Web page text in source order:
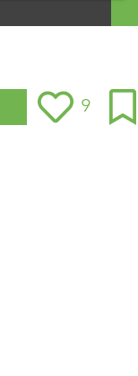
9